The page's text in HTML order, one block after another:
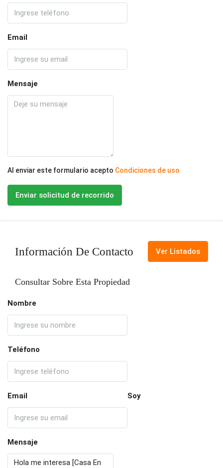
Email
Mensaje
Al enviar este formulario acepto Condiciones de uso
Enviar solicitud de recorrido
Información De Contacto Ver Listados
Consultar Sobre Esta Propiedad
Nombre
Teléfono
Email Soy
Mensaje